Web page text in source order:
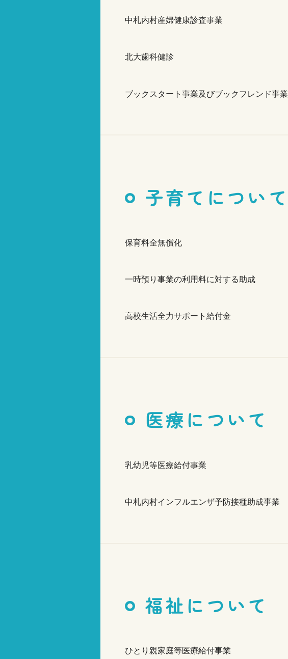
中札内村産婦健康診査事業
北大歯科健診
ブックスタート事業及びブックフレンド事業
子育てについて
保育料全無償化
一時預り事業の利用料に対する助成
高校生活全力サポート給付金
医療について
乳幼児等医療給付事業
中札内村インフルエンザ予防接種助成事業
福祉について
ひとり親家庭等医療給付事業